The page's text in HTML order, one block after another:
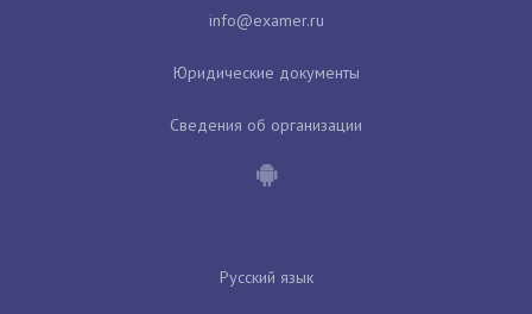
Юридические документы
Сведения об организации
Русский язык